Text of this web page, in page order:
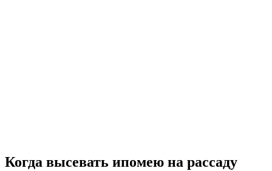
Когда высевать ипомею на рассаду